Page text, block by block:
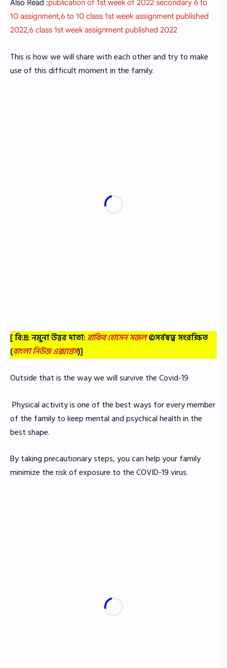
Also Read :publication of 1st week of 2022 secondary 6 to
10 assignment,6 to 10 class 1st week assignment published
2022,6 class 1st week assignment published 2022
This is how we will share with each other and try to make
use of this difficult moment in the family.
[ বি:দ্র: নমুনা উত্তর দাতা:রাকিব হোসেন সজল©সর্বস্বত্ব সংরক্ষিত
(বাংলা নিউজ এক্সপ্রেস)]
Outside that is the way we will survive the Covid-19
Physical activity is one of the best ways for every member
of the family to keep mental and psychical health in the
best shape.
By taking precautionary steps, you can help your family
minimize the risk of exposure to the COVID-19 virus.